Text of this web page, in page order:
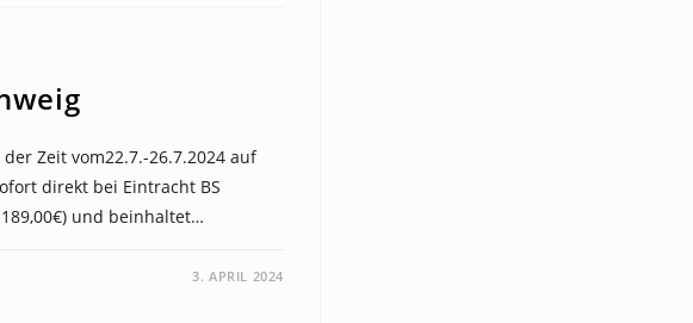
Zeit vom22.7.-26.7.2024 auf
direkt bei Eintracht BS
und beinhaltet…
3. APRIL 2024